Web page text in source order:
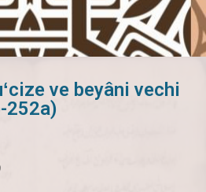
ve beyâni vechi
252a)